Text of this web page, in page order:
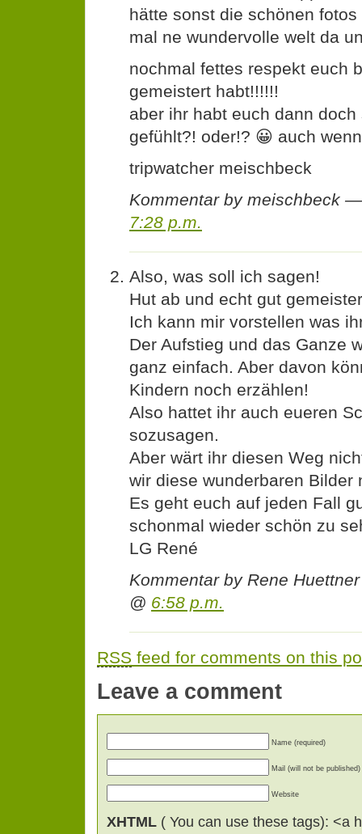
hätte sonst die schönen
mal ne wundervolle welt da
nochmal fettes respekt euch
gemeistert habt!!!!!!
aber ihr habt euch dann
gefühlt?! oder!? 😀 auch
tripwatcher meischbeck
Kommentar by meischbeck
7:28 p.m.
Also, was soll ich sagen!
Hut ab und echt gut
Ich kann mir vorstellen was
Der Aufstieg und das Ganze
ganz einfach. Aber davon
Kindern noch erzählen!
Also hattet ihr auch eueren
sozusagen.
Aber wärt ihr diesen Weg
wir diese wunderbaren Bilder
Es geht euch auf jeden Fall
schonmal wieder schön zu
LG René
Kommentar by Rene
@ 6:58 p.m.
RSS feed for comments on this
Leave a comment
Name (required)
Mail (will not be published)
Website
XHTML ( You can use these tags): <a